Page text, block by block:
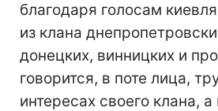
благодаря голосам
из клана
донецких, винницких и
говорится, в поте лица,
интересах своего клана, а